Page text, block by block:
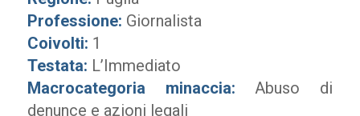
Professione: Giornalista
Coivolti: 1
Testata: L’Immediato
Macrocategoria minaccia: Abuso di
denunce e azioni legali